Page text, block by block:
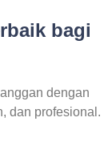
bagi
dengan
dan profesional.